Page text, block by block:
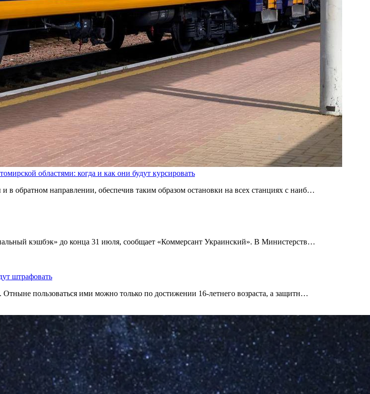
областями: когда и как они будут курсировать
обратном направлении, обеспечив таким образом остановки на всех станциях с наиб…
кэшбэк» до конца 31 июля, сообщает «Коммерсант Украинский». В Министерств…
штрафовать
пользоваться ими можно только по достижении 16-летнего возраста, а защитн…